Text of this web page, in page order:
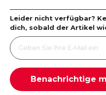
Leider nicht verfügbar?
dich, sobald der Artikel
Benachrichtige